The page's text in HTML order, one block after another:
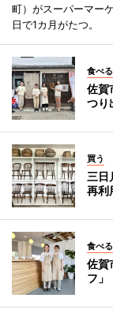
町）がスーパーマー
日で1カ月がたつ。
食べる
佐賀
つり
買う
三日
再利
食べる
佐賀
フ